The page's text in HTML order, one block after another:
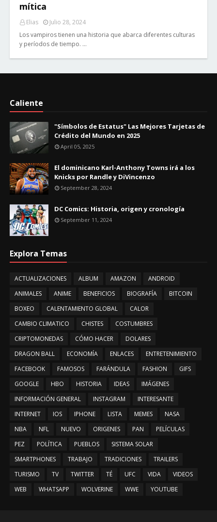
mítica
Elias
Julio 28, 2024
Los vampiros tienen una historia que abarca diferentes culturas
y períodos de tiempo. …
Caliente
"Símbolos de Estatus" Las Mejores Tarjetas de
Crédito del Mundo en 2025
April 05, 2025
El dominicano Karl-Anthony Towns irá a los
Knicks por Randle y DiVincenzo
September 28, 2024
DC Comics: Historia, origen y cronología
September 11, 2024
Explora Temas
ACTUALIZACIONES ALBUM AMAZON
ANDROID
ANIMALES
ANIME BENEFICIOS BIOGRAFÍA
BITCOIN
BOXEO
CALENTAMIENTO GLOBAL
CALOR
CAMBIO CLIMATICO
CHISTES
COSTUMBRES
CRIPTOMONEDAS
CÓMO HACER
DOLARES
DRAGON BALL
ECONOMÍA ENLACES
ENTRETENIMIENTO
FACEBOOK
FAMOSOS FARÁNDULA FASHION
GIFS
GOOGLE
HBO HISTORIA IDEAS
IMÁGENES
INFORMACIÓN GENERAL
INSTAGRAM
INTERESANTE
INTERNET
IOS IPHONE LISTA MEMES
NASA
NBA
NFL NUEVO ORIGENES PAN
PELÍCULAS
PEZ
POLÍTICA PUEBLOS
SISTEMA SOLAR
SMARTPHONES
TRABAJO TRADICIONES
TRAILERS
TURISMO
TV TWITTER TÉ UFC VIDA
VIDEOS
WEB
WHATSAPP WOLVERINE WWE YOUTUBE